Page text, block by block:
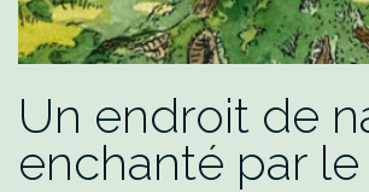
Un endroit de
enchanté par